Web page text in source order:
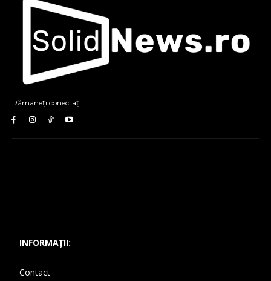
Rămâneți conectați:
INFORMAȚII:
Contact